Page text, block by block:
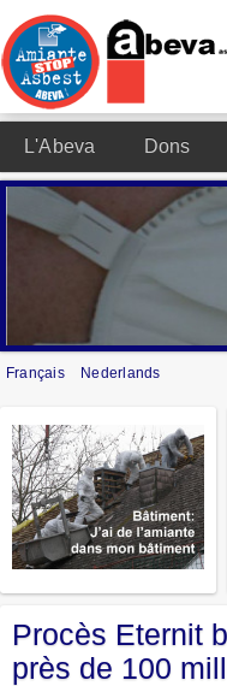
L'Abeva Dons
Français Nederlands
Procès Eternit
près de 100